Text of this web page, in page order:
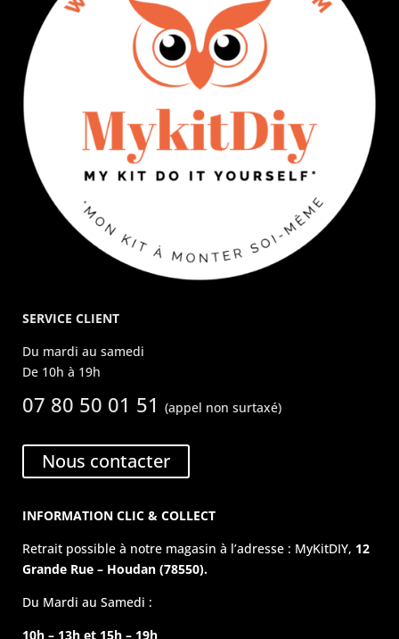
SERVICE CLIENT
Du mardi au samedi
De 10h à 19h
07 80 50 01 51(appel non surtaxé)
Nous contacter
INFORMATION CLIC & COLLECT
Retrait possible à notre magasin à l’adresse : MyKitDIY, 12
Grande Rue – Houdan (78550).
Du Mardi au Samedi :
10h – 13h et 15h – 19h